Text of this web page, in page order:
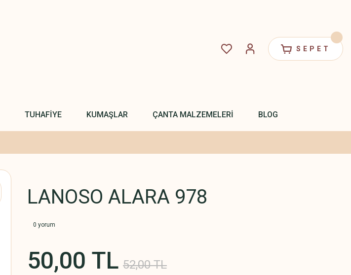
SEPET
TUHAFİYE KUMAŞLAR ÇANTA MALZEMELERİ BLOG
LANOSO ALARA 978
0 yorum
50,00 TL 52,00 TL